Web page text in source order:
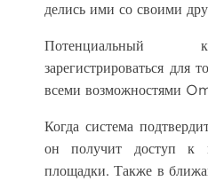
делись ими со своими
Потенциальный
зарегистрироваться для
всеми возможностями
Когда система
он получит доступ к
площадки. Также в